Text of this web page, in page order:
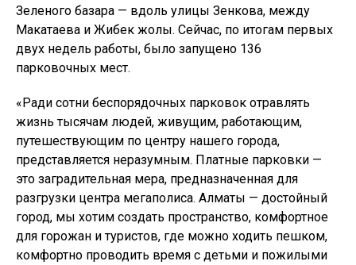
Зеленого базара — вдоль улицы Зенкова, между
Макатаева и Жибек жолы. Сейчас, по итогам первых
двух недель работы, было запущено 136
парковочных мест.
«Ради сотни беспорядочных парковок отравлять
жизнь тысячам людей, живущим, работающим,
путешествующим по центру нашего города,
представляется неразумным. Платные парковки —
это заградительная мера, предназначенная для
разгрузки центра мегаполиса. Алматы — достойный
город, мы хотим создать пространство, комфортное
для горожан и туристов, где можно ходить пешком,
комфортно проводить время с детьми и пожилыми